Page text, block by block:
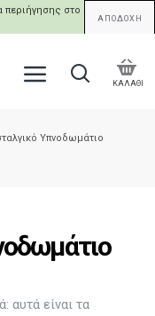
στο site μας,
ΑΠΟΔΟΧΗ
ΚΑΛΑΘΙ
Υπνοδωμάτιο
αυτά είναι τα